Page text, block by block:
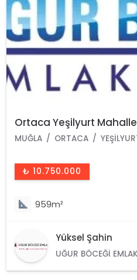
Ortaca Yeşilyurt
MUĞLA ORTACA
₺ 10.750.000
959m²
Yüksel Şahin
UĞUR BÖCEĞI EMLAK